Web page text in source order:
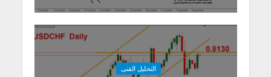
التحليل الفنى